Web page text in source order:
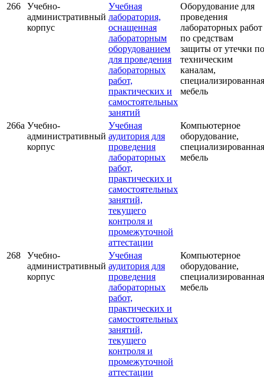
266
Учебно-
административный
корпус
Учебная
лаборатория,
оснащенная
лабораторным
оборудованием
для проведения
лабораторных
работ,
практических и
самостоятельных
занятий
Оборудование для
проведения
лабораторных работ
по средствам
защиты от утечки по
техническим
каналам,
специализированная
мебель
266а Учебно-
административный
корпус
Учебная
аудитория для
проведения
лабораторных
работ,
практических и
самостоятельных
занятий,
текущего
контроля и
промежуточной
аттестации
Компьютерное
оборудование,
специализированная
мебель
268
Учебно-
административный
корпус
Учебная
аудитория для
проведения
лабораторных
работ,
практических и
самостоятельных
занятий,
текущего
контроля и
промежуточной
аттестации
Компьютерное
оборудование,
специализированная
мебель